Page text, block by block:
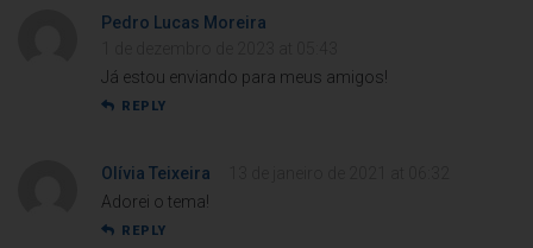
Pedro Lucas Moreira
Já estou enviando para meus amigos!
REPLY
Olívia Teixeira
Adorei o tema!
REPLY